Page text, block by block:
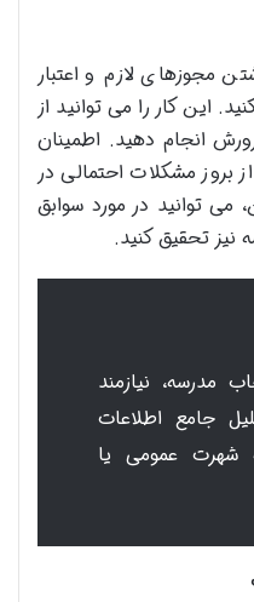
مجوزهای لازم و اعتبار
این کار را می توانید از
انجام دهید. اطمینان
بروز مشکلات احتمالی در
می توانید در مورد سوابق
نیز تحقیق کنید.
مدرسه، نیازمند
جامع اطلاعات
شهرت عمومی یا